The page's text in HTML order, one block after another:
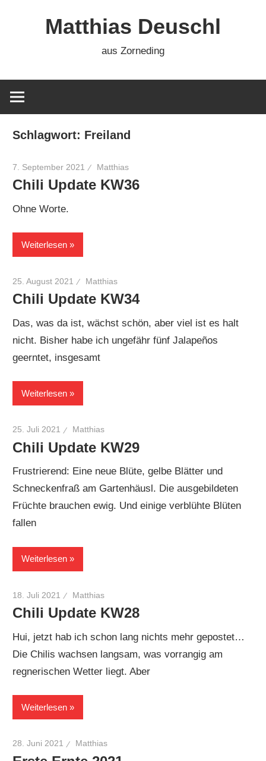
Matthias Deuschl
aus Zorneding
Schlagwort: Freiland
7. September 2021 Matthias
Chili Update KW36
Ohne Worte.
Weiterlesen
25. August 2021 Matthias
Chili Update KW34
Das, was da ist, wächst schön, aber viel ist es halt
nicht. Bisher habe ich ungefähr fünf Jalapeños
geerntet, insgesamt
Weiterlesen
25. Juli 2021 Matthias
Chili Update KW29
Frustrierend: Eine neue Blüte, gelbe Blätter und
Schneckenfraß am Gartenhäusl. Die ausgebildeten
Früchte brauchen ewig. Und einige verblühte Blüten
fallen
Weiterlesen
18. Juli 2021 Matthias
Chili Update KW28
Hui, jetzt hab ich schon lang nichts mehr gepostet…
Die Chilis wachsen langsam, was vorrangig am
regnerischen Wetter liegt. Aber
Weiterlesen
28. Juni 2021 Matthias